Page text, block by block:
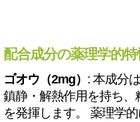
配合成分の薬理学的特
ゴオウ（2mg） : 本成分
鎮静・解熱作用を持ち
を発揮します。 薬理学